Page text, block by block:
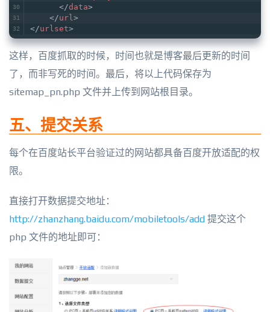
</data>
</url>
</urlset>
这样，百度抓取的时候，时间也就是博客最后更新的时间
了，而非写死的时间。最后，将以上代码保存为
sitemap_pn.php 文件并上传到网站根目录。
五、提交关系
每个在百度站长平台验证过的网站都具备百度开放适配的权
限。
直接打开数据提交地址：
http://zhanzhang.baidu.com/mobiletools/add 提交这个
php 文件的地址即可：